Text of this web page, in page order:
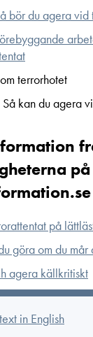
bör du agera vid
terrorhotet
Så kan du agera
på
på
göra om du mår
agera källkritiskt
in English